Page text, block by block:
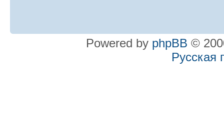
Powered by phpBB ©
Русская